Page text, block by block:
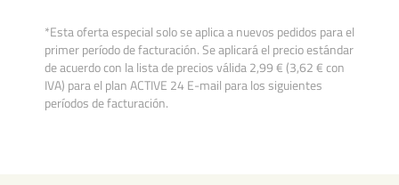
*Esta oferta especial solo se aplica a nuevos pedidos para el
primer período de facturación. Se aplicará el precio estándar
de acuerdo con la lista de precios válida 2,99 € (3,62 € con
IVA) para el plan ACTIVE 24 E-mail para los siguientes
períodos de facturación.